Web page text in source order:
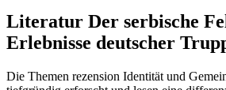
Literatur Der serbische
Erlebnisse deutscher
Die Themen rezension Identität und